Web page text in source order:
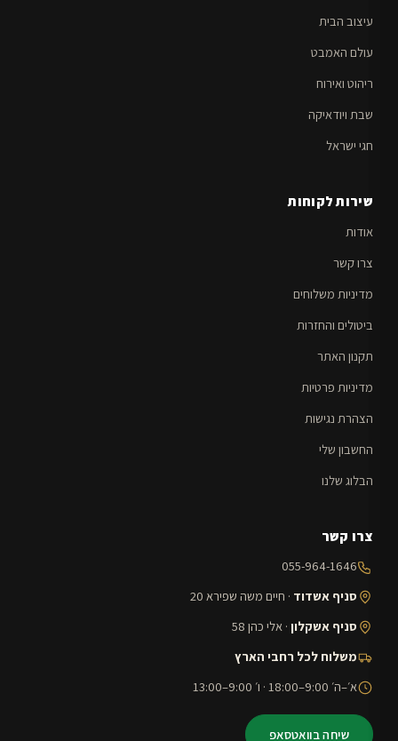
עיצוב הבית
עולם האמבט
ריהוט ואירוח
שבת ויודאיקה
חגי ישראל
שירות לקוחות
אודות
צרו קשר
מדיניות משלוחים
ביטולים והחזרות
תקנון האתר
מדיניות פרטיות
הצהרת נגישות
החשבון שלי
הבלוג שלנו
צרו קשר
055-964-1646
סניף אשדוד · חיים משה שפירא 20
סניף אשקלון · אלי כהן 58
משלוח לכל רחבי הארץ
א׳–ה׳ 9:00–18:00 · ו׳ 9:00–13:00
שיחה בוואטסאפ